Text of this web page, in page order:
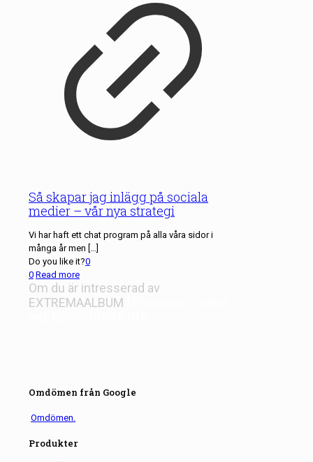
Så skapar jag inlägg på sociala
medier – vår nya strategi
Vi har haft ett chat program på alla våra sidor i
många år men
Do you like it?0
0 Read more
Om du är intresserad av
EXTREMAALBUM
Omdömen från Google
Omdömen.
Produkter